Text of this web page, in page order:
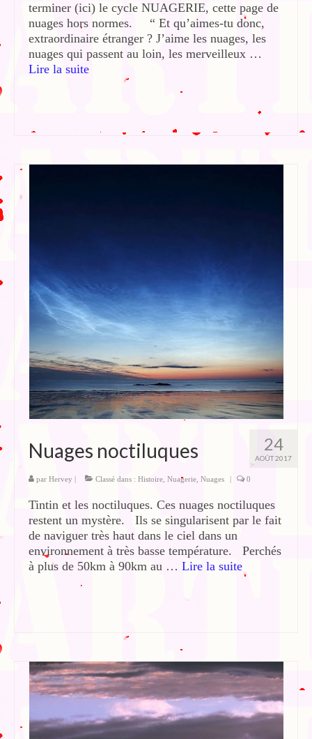
terminer (ici) le cycle NUAGERIE, cette page de
nuages hors normes. “ Et qu’aimes-tu donc,
extraordinaire étranger ? J’aime les nuages, les
nuages qui passent au loin, les merveilleux …
Lire la suite­­
24
AOÛT 2017
Nuages noctiluques
par Hervey | Classé dans : Histoire Nuagerie Nuages | 0
Tintin et les noctiluques. Ces nuages noctiluques
restent un mystère. Ils se singularisent par le fait
de naviguer très haut dans le ciel dans un
environnement à très basse température. Perchés
à plus de 50km à 90km au … Lire la suite­­